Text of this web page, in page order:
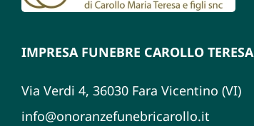
IMPRESA FUNEBRE CAROLLO TERESA
Via Verdi 4, 36030 Fara Vicentino (VI)
info@onoranzefunebricarollo.it